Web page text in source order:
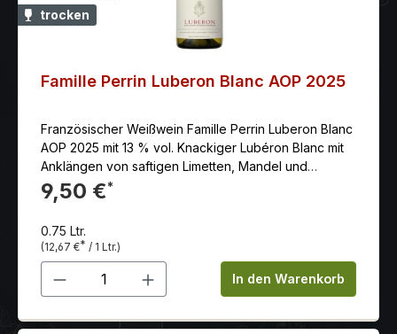
trocken
Famille Perrin Luberon Blanc AOP 2025
Französischer Weißwein Famille Perrin Luberon Blanc
AOP 2025 mit 13 % vol. Knackiger Lubéron Blanc mit
Anklängen von saftigen Limetten, Mandel und
frischem Heu. Rassige Frucht kombiniert mit
ausgeglichener Säure.
9,50 €*
0.75 Ltr.
(12,67 €* / 1 Ltr.)
Produkt Anzahl: Gib denIn den Warenkorb